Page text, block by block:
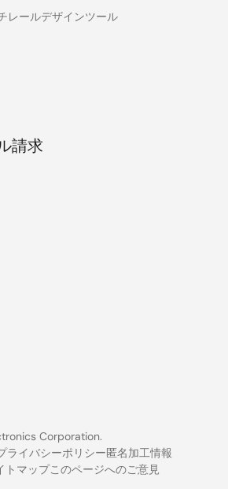
レールデザインツール
請求
Corporation.
ライバシーポリシー匿名加工情報
トマップこのページへのご意見